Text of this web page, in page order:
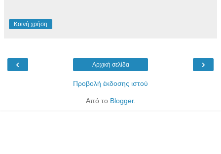
Κοινή χρήση
‹ ›
Αρχική σελίδα
Προβολή έκδοσης ιστού
Από το Blogger.